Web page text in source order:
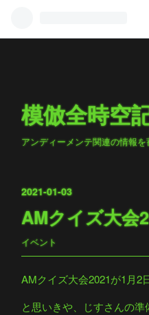
模倣全時空
アンディーメンテ関連の情報
2021-01-03
AMクイズ大会
イベント
AMクイズ大会2021が1月2
と思いきや、じすさんの